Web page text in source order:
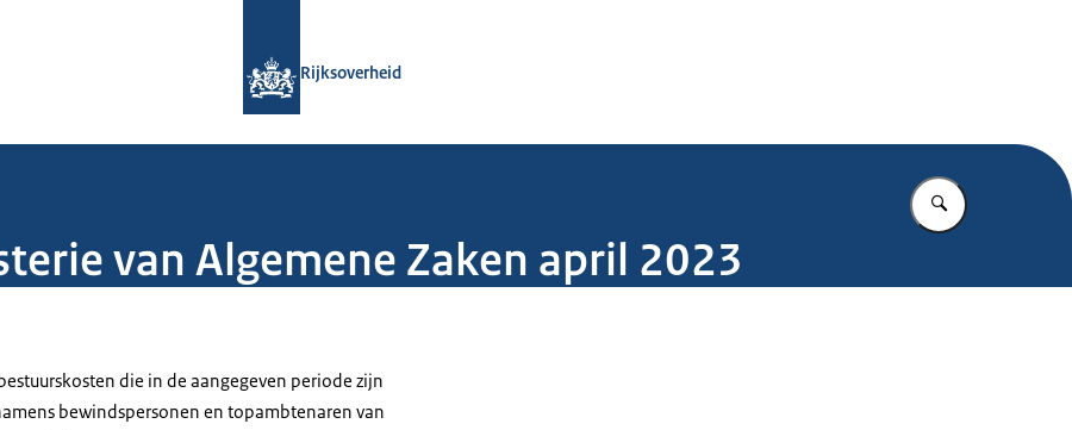
Rijksoverheid
Vul in wat u
van Algemene Zaken april 2023
die in de aangegeven periode zijn
bewindspersonen en topambtenaren van